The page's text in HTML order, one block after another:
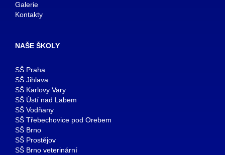
Galerie
Kontakty
NAŠE ŠKOLY
SŠ Praha
SŠ Jihlava
SŠ Karlovy Vary
SŠ Ústí nad Labem
SŠ Vodňany
SŠ Třebechovice pod Orebem
SŠ Brno
SŠ Prostějov
SŠ Brno veterinární